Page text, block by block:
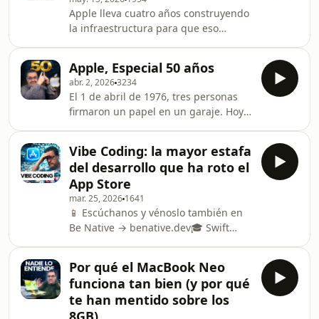
cambiar la vida, y sobre todo, qué
modelos de inteligencia artificial
publicados por Apple las hacen
posibles: FastVLM, la familia Ferret
(Ferret-UI Lite, 3.000 millones de
parámetros en tu bols
Apple lleva cuatro años construyendo
la infraestructura para que eso
ahora una Siri completamente
rediseñada en iOS 27 que Gurman
describió esta semana como "un
agente siempre activo que toma
acción en todas las apps". En este
episodio explico qué significa eso en
términos técnicos reales, por qué
Apple lleva dos años sin consegu
Apple, Especial 50 años
abr. 2, 20263234
El 1 de abril de 1976, tres personas
firmaron un papel en un garaje. Hoy,
episodio especial de cumpleaños
recorro los 50 años de Apple desde el
único ángulo que de verdad importa:
el software. El código que hubo
detrás de cada producto. Las
decisiones técnicas que nadie cuenta
y que lo explican todo. ¿Sabías que el
Apple I nació porque Woz
Vibe Coding: la mayor estafa
del desarrollo que ha roto el
App Store
mar. 25, 2026 1641
📱 Escúchanos y vénoslo también en
Be Native → benative.dev🎓 Swift
Agentic Engineering Program →
acoding.academy/agentic El App
Store tiene un problema. Un
Por qué el MacBook Neo
funciona tan bien (y por qué
te han mentido sobre los